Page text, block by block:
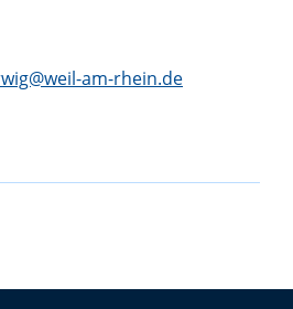
am-rhein.de